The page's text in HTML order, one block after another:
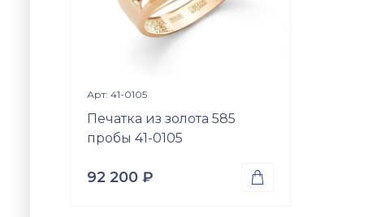
Арт: 41-0105
Печатка из золота 585
пробы 41-0105
92 200 ₽ 